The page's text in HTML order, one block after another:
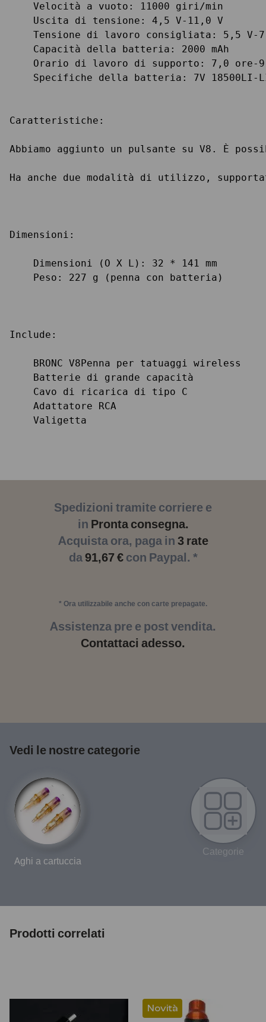
    Velocità a vuoto: 11000 giri/min
    Uscita di tensione: 4,5 V-11,0 V
Tensione di lavoro consigliata: 5,5 V-
    Capacità della batteria: 2000 mAh
Orario di lavoro di supporto: 7,0 ore-
Specifiche della batteria: 7V 18500LI-
Caratteristiche:
Abbiamo aggiunto un pulsante su V8. È
Ha anche due modalità di utilizzo,
Dimensioni:
    Dimensioni (O X L): 32 * 141 mm
    Peso: 227 g (penna con batteria)
Include:
    BRONC V8Penna per tatuaggi wireless
    Batterie di grande capacità
    Cavo di ricarica di tipo C
    Adattatore RCA
    Valigetta
Spedizioni tramite corriere e
in Pronta consegna.
Acquista ora, paga in 3 rate
da91,67 €con Paypal. *
* Ora utilizzabile anche con carte prepagate.
Assistenza pre e post vendita.
Contattaci adesso.
Vedi le nostre categorie
Aghi a cartuccia
Categorie
Prodotti correlati
Novità